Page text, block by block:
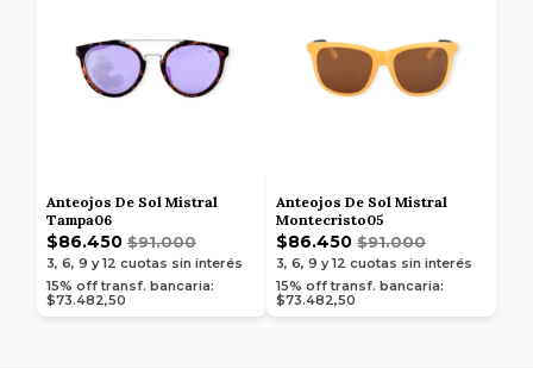
Anteojos De Sol Mistral
Tampa06
$86.450 $91.000
3, 6, 9 y 12 cuotas sin interés
15% off transf. bancaria:
$73.482,50
Anteojos De Sol Mistral
Montecristo05
$86.450 $91.000
3, 6, 9 y 12 cuotas sin interés
15% off transf. bancaria:
$73.482,50